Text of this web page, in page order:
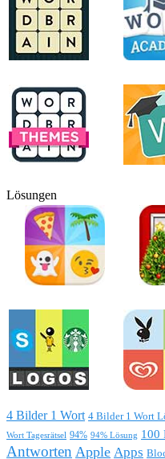
Lösungen
4 Bilder 1 Wort 4 Bilder 1 Wort
Wort Tagesrätsel 94% 94% Lösung 100
Antworten Apple Apps